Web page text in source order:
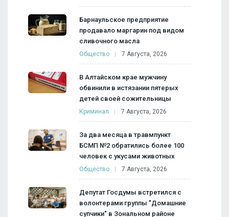
Барнаульское предприятие
продавало маргарин под видом
сливочного масла
Общество 7 Августа, 2026
В Алтайском крае мужчину
обвинили в истязании пятерых
детей своей сожительницы
Криминал 7 Августа, 2026
За два месяца в травмпункт
БСМП №2 обратились более 100
человек с укусами животных
Общество 7 Августа, 2026
Депутат Госдумы встретился с
волонтерами группы "Домашние
супчики" в Зональном районе